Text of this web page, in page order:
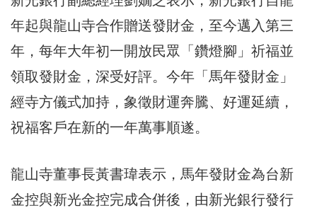
年起與龍山寺合作贈送發財金，至今邁入第三
年，每年大年初一開放民眾「鑽燈腳」祈福並
領取發財金，深受好評。今年「馬年發財金」
經寺方儀式加持，象徵財運奔騰、好運延續，
祝福客戶在新的一年萬事順遂。
龍山寺董事長黃書瑋表示，馬年發財金為台新
金控與新光金控完成合併後，由新光銀行發行